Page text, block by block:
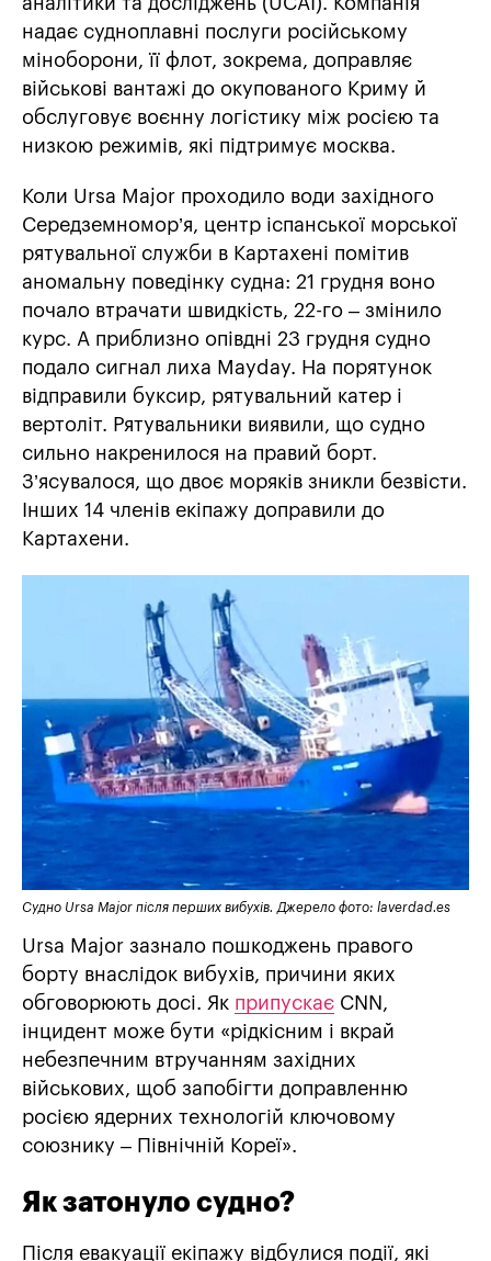
надає судноплавні послуги російському
міноборони, її флот, зокрема, доправляє
військові вантажі до окупованого Криму й
обслуговує воєнну логістику між росією та
низкою режимів, які підтримує москва.
Коли Ursa Major проходило води західного
Середземномор’я, центр іспанської морської
рятувальної служби в Картахені помітив
аномальну поведінку судна: 21 грудня воно
почало втрачати швидкість, 22-го – змінило
курс. А приблизно опівдні 23 грудня судно
подало сигнал лиха Mayday. На порятунок
відправили буксир, рятувальний катер і
вертоліт. Рятувальники виявили, що судно
сильно накренилося на правий борт.
З’ясувалося, що двоє моряків зникли безвісти.
Інших 14 членів екіпажу доправили до
Картахени.
Судно Ursa Major після перших вибухів. Джерело фото: laverdad.es
Ursa Major зазнало пошкоджень правого
борту внаслідок вибухів, причини яких
обговорюють досі. Як припускає CNN,
інцидент може бути «рідкісним і вкрай
небезпечним втручанням західних
військових, щоб запобігти доправленню
росією ядерних технологій ключовому
союзнику – Північній Кореї».
Як затонуло судно?
Після евакуації екіпажу відбулися події, які